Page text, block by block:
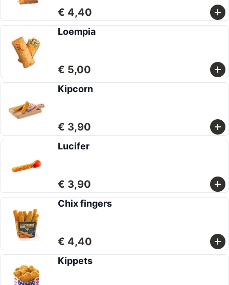
€ 4,40
Loempia
€ 5,00
Kipcorn
€ 3,90
Lucifer
€ 3,90
Chix fingers
€ 4,40
Kippets